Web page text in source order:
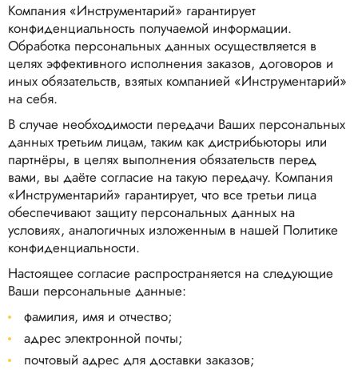
Компания «Инструментарий» гарантирует
конфиденциальность получаемой информации.
Обработка персональных данных осуществляется в
целях эффективного исполнения заказов, договоров и
иных обязательств, взятых компанией «Инструментарий»
на себя.
В случае необходимости передачи Ваших персональных
данных третьим лицам, таким как дистрибьюторы или
партнёры, в целях выполнения обязательств перед
вами, вы даёте согласие на такую передачу. Компания
«Инструментарий» гарантирует, что все третьи лица
обеспечивают защиту персональных данных на
условиях, аналогичных изложенным в нашей Политике
конфиденциальности.
Настоящее согласие распространяется на следующие
Ваши персональные данные:
фамилия, имя и отчество;
адрес электронной почты;
почтовый адрес для доставки заказов;